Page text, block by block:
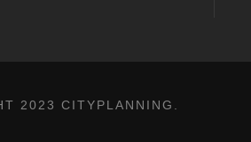
2023 CITYPLANNING.